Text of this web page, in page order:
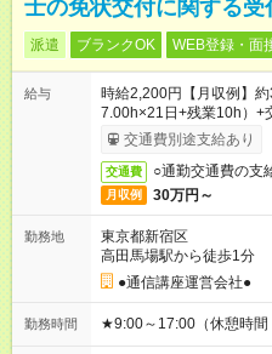
士の免状交付に関する受
派遣 ブランクOK WEB登録・面
給与
時給2,200円【月収例】
7.00h×21日+残業10h）+
交通費別途支給あり
交通費 ○通勤交通費の支
月収例 30万円～
勤務地
東京都新宿区
高田馬場駅から徒歩1分
●通信講座運営会社●
勤務時間 ★9:00～17:00（休憩時間